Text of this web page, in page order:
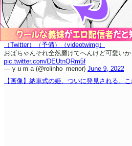
（Twitter） （予備）
（videotwimg）
おばちゃんそれ全然磨けてへんけど可愛い
pic.twitter.com/DEUtnQRm5f
— y u m a (@rolinho_menor) June 9, 2022
【画像】納車式の姫、ついに発見される。こ